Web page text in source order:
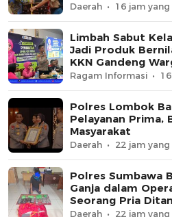
Daerah 16 jam
Limbah Sabut
Jadi Produk
KKN Gandeng
Ragam Informasi
Polres Lombok
Pelayanan Prima,
Masyarakat
Daerah 22 jam
Polres Sumbawa
Ganja dalam
Seorang Pria
Daerah 22 jam